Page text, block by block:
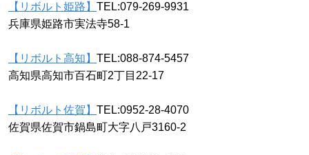
【リボルト姫路】 TEL:079-269-9931
兵庫県姫路市実法寺58-1
【リボルト高知】 TEL:088-874-5457
高知県高知市百石町2丁目22-17
【リボルト佐賀】 TEL:0952-28-4070
佐賀県佐賀市鍋島町大字八戸3160-2